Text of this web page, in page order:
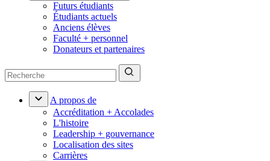
Futurs étudiants
Étudiants actuels
Anciens élèves
Faculté + personnel
Donateurs et partenaires
A propos de
Accréditation + Accolades
L'histoire
Leadership + gouvernance
Localisation des sites
Carrières